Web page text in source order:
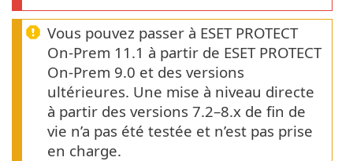
Vous pouvez passer à ESET PROTECT
On-Prem 11.1 à partir de ESET PROTECT
On-Prem 9.0 et des versions
ultérieures. Une mise à niveau directe
à partir des versions 7.2–8.x de fin de
vie n’a pas été testée et n’est pas prise
en charge.